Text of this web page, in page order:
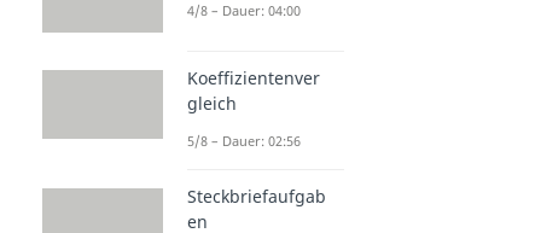
4/8 – Dauer: 04:00
Koeffizientenver
gleich
5/8 – Dauer: 02:56
Steckbriefaufgab
en